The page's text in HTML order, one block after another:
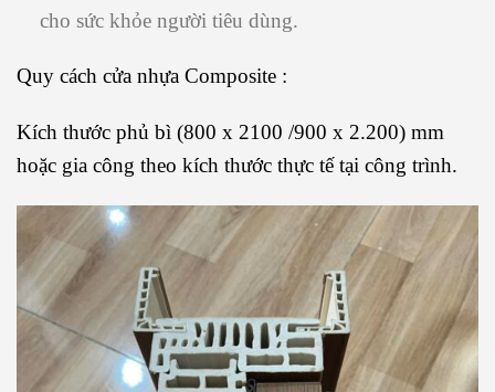
cho sức khỏe người tiêu dùng.
Quy cách cửa nhựa Composite :
Kích thước phủ bì (800 x 2100 /900 x 2.200) mm
hoặc gia công theo kích thước thực tế tại công trình.